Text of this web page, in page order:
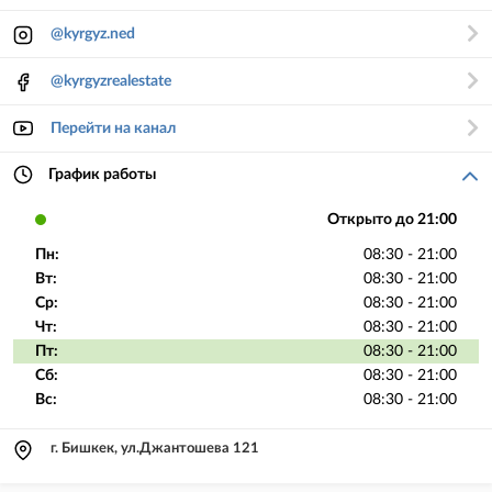
@kyrgyz.ned
@kyrgyzrealestate
Перейти на канал
График работы
Открыто до 21:00
Пн:
08:30 - 21:00
Вт:
08:30 - 21:00
Ср:
08:30 - 21:00
Чт:
08:30 - 21:00
Пт:
08:30 - 21:00
Сб:
08:30 - 21:00
Вс:
08:30 - 21:00
г. Бишкек, ул.Джантошева 121